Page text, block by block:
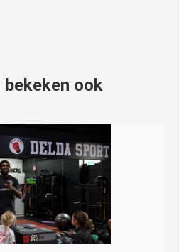
bekeken ook